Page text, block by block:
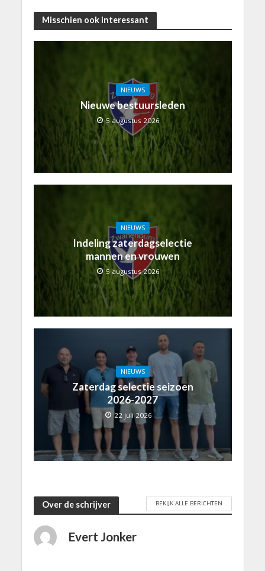
Misschien ook interessant
NIEUWS
Nieuwe bestuursleden
5 augustus 2026
NIEUWS
Indeling zaterdagselectie
mannen en vrouwen
5 augustus 2026
NIEUWS
Zaterdag selectie seizoen
2026-2027
22 juli 2026
Over de schrijver BEKIJK ALLE BERICHTEN
Evert Jonker